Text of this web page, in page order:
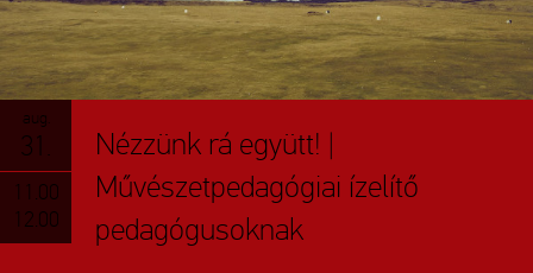
aug.
31.
11.00
12.00
Nézzünk rá együtt! |
Művészetpedagógiai ízelítő
pedagógusoknak